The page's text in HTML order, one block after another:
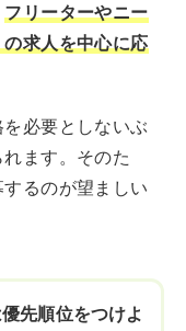
フリーターやニー
求人を中心に応
必要としないぶ
ます。そのた
るのが望ましい
先順位をつけよ